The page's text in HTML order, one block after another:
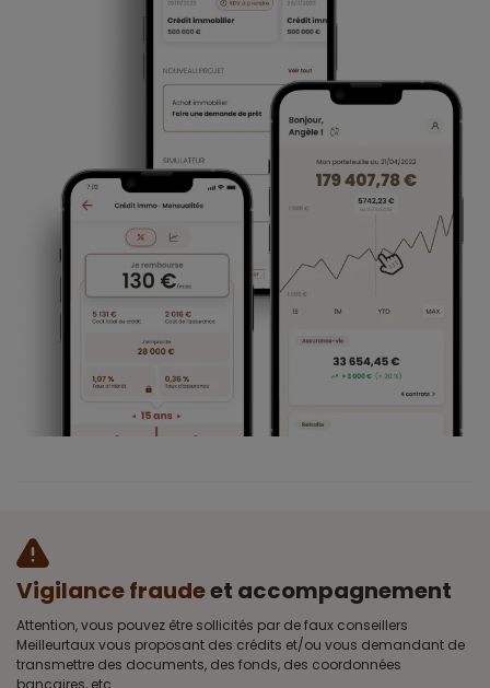
Vigilance fraudeet accompagnement
Attention, vous pouvez être sollicités par de faux conseillers
Meilleurtaux vous proposant des crédits et/ou vous demandant de
transmettre des documents, des fonds, des coordonnées
bancaires, etc.